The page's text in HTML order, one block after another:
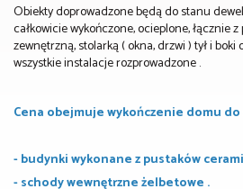
Obiekty doprowadzone będą do stanu
całkowicie wykończone, ocieplone, łącznie
zewnętrzną, stolarką ( okna, drzwi ) tył i
wszystkie instalacje rozprowadzone .
Cena obejmuje wykończenie domu
- budynki wykonane z pustaków
- schody wewnętrzne żelbetowe .